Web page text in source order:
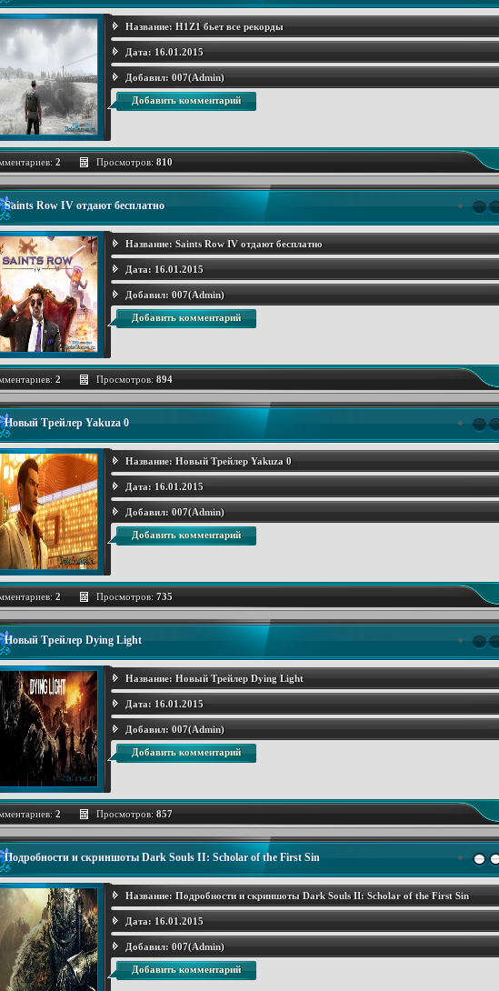
Название: H1Z1 бьет все рекорды
Дата: 16.01.2015
Добавил: 007(Admin)
Добавить комментарий
2 Просмотров: 810
Saints Row IV отдают бесплатно
Название: Saints Row IV отдают бесплатно
Дата: 16.01.2015
Добавил: 007(Admin)
Добавить комментарий
2 Просмотров: 894
Новый Трейлер Yakuza 0
Название: Новый Трейлер Yakuza 0
Дата: 16.01.2015
Добавил: 007(Admin)
Добавить комментарий
2 Просмотров: 735
Новый Трейлер Dying Light
Название: Новый Трейлер Dying Light
Дата: 16.01.2015
Добавил: 007(Admin)
Добавить комментарий
2 Просмотров: 857
Подробности и скриншоты Dark Souls II: Scholar of the First Sin
Название: Подробности и скриншоты Dark Souls II: Scholar of the First Sin
Дата: 16.01.2015
Добавил: 007(Admin)
Добавить комментарий